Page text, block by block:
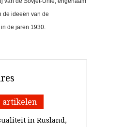
de ideeën van de
de jaren 1930.
artikelen
in Rusland,